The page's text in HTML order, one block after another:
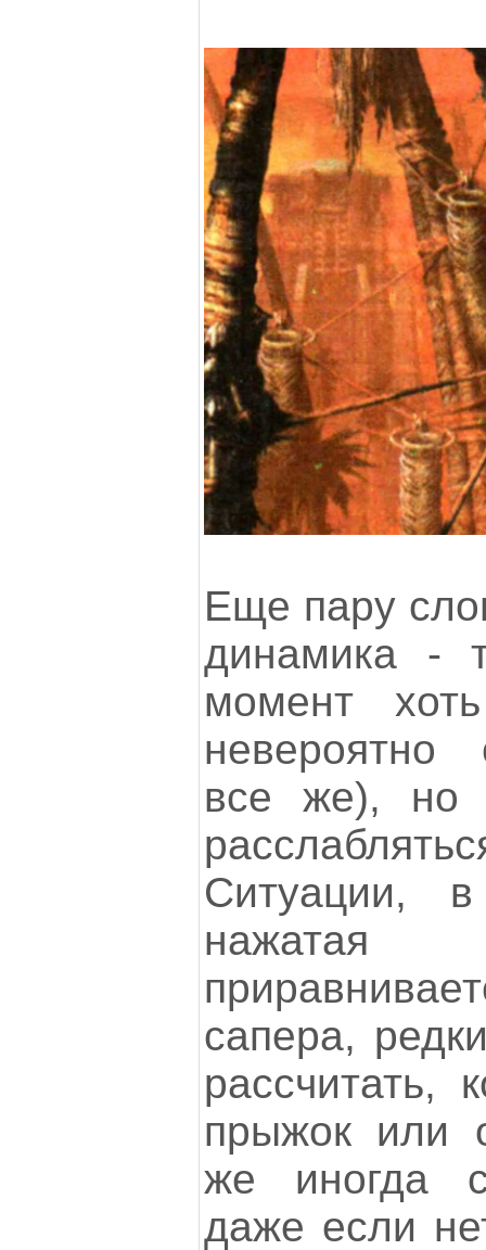
Еще пару
динамика -
момент
невероятно
все же), но
Ситуации,
сапера,
рассчитать,
прыжок или
же иногда
даже если